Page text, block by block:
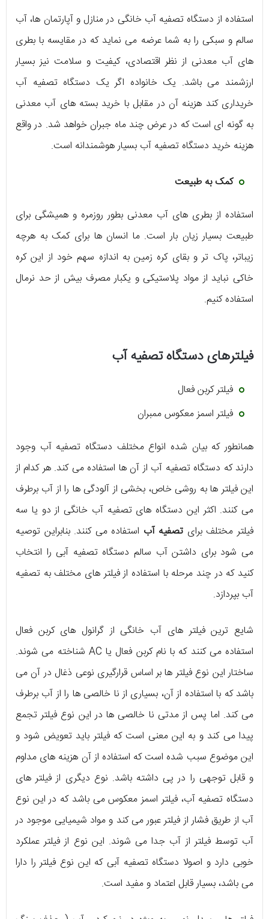
استفاده از دستگاه تصفیه آب خانگی در منازل و آپارتمان ها، آب
سالم و سبکی را به شما عرضه می نماید که در مقایسه با بطری
های آب معدنی از نظر اقتصادی، کیفیت و سلامت نیز بسیار
ارزشمند می باشد. یک خانواده اگر یک دستگاه تصفیه آب
خریداری کند هزینه آن در مقابل با خرید بسته های آب معدنی
به گونه ای است که در عرض چند ماه جبران خواهد شد. در واقع
هزینه خرید دستگاه تصفیه آب بسیار هوشمندانه است.
کمک به طبیعت
استفاده از بطری های آب معدنی بطور روزمره و همیشگی برای
طبیعت بسیار زیان بار است. ما انسان ها برای کمک به هرچه
زیباتر، پاک تر و بقای کره زمین به اندازه سهم خود از این کره
خاکی نباید از مواد پلاستیکی و یکبار مصرف بیش از حد نرمال
استفاده کنیم.
فیلتر‌های دستگاه تصفیه آب
فیلتر کربن فعال
فیلتر اسمز معکوس ممبران
همانطور که بیان شده انواع مختلف دستگاه تصفیه آب وجود
دارند که دستگاه تصفیه آب از آن‌ ها استفاده می‌ کند. هر کدام از
این فیلتر‌ ها به روشی خاص، بخشی از آلودگی‌ ها را از آب برطرف
می‌ کنند. اکثر این دستگاه‌ های تصفیه آب خانگی از دو یا سه
فیلتر مختلف برای تصفیه آب استفاده می‌ کنند. بنابراین توصیه
می‌ شود برای داشتن آب سالم دستگاه تصفیه آبی را انتخاب
کنید که در چند مرحله با استفاده از فیلتر‌ های مختلف به تصفیه
آب بپردازد.
شایع‌ ترین فیلتر های آب خانگی از گرانول‌ های کربن فعال
استفاده می‌ کنند که با نام کربن فعال یا AC شناخته می‌ شوند.
ساختار این نوع فیلتر‌ ها بر اساس قرارگیری نوعی ذغال در آن می‌
باشد که با استفاده از آن، بسیاری از نا خالصی‌ ها را از آب برطرف
می‌ کند. اما پس از مدتی نا خالصی‌ ها در این نوع فیلتر تجمع
پیدا می‌ کند و به این معنی است که فیلتر باید تعویض شود و
این موضوع سبب شده است که استفاده از آن هزینه‌ های مداوم
و قابل توجهی را در پی داشته باشد. نوع دیگری از فیلتر‌ های
دستگاه تصفیه آب، فیلتر اسمز معکوس می‌ باشد که در این نوع
آب از طریق فشار از فیلتر عبور می‌ کند و مواد شیمیایی موجود در
آب توسط فیلتر از آب جدا می‌ شوند. این نوع از فیلتر عملکرد
خوبی دارد و اصولا دستگاه تصفیه آبی که این نوع فیلتر را دارا
می‌ باشد، بسیار قابل اعتماد و مفید است.